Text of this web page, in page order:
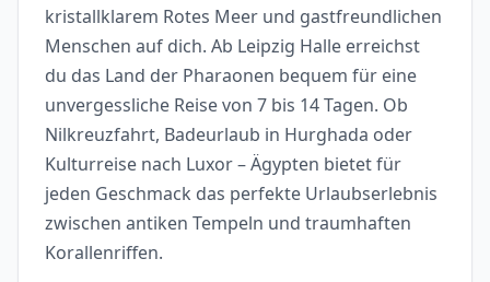
kristallklarem Rotes Meer und gastfreundlichen
Menschen auf dich. Ab Leipzig Halle erreichst
du das Land der Pharaonen bequem für eine
unvergessliche Reise von 7 bis 14 Tagen. Ob
Nilkreuzfahrt, Badeurlaub in Hurghada oder
Kulturreise nach Luxor – Ägypten bietet für
jeden Geschmack das perfekte Urlaubserlebnis
zwischen antiken Tempeln und traumhaften
Korallenriffen.